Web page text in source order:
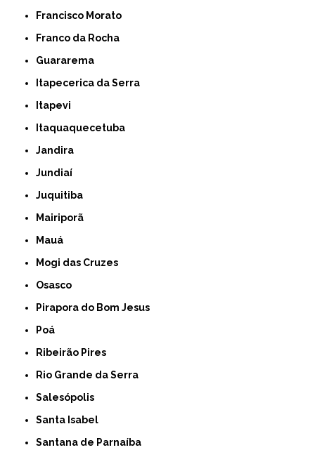
Francisco Morato
Franco da Rocha
Guararema
Itapecerica da Serra
Itapevi
Itaquaquecetuba
Jandira
Jundiaí
Juquitiba
Mairiporã
Mauá
Mogi das Cruzes
Osasco
Pirapora do Bom Jesus
Poá
Ribeirão Pires
Rio Grande da Serra
Salesópolis
Santa Isabel
Santana de Parnaíba